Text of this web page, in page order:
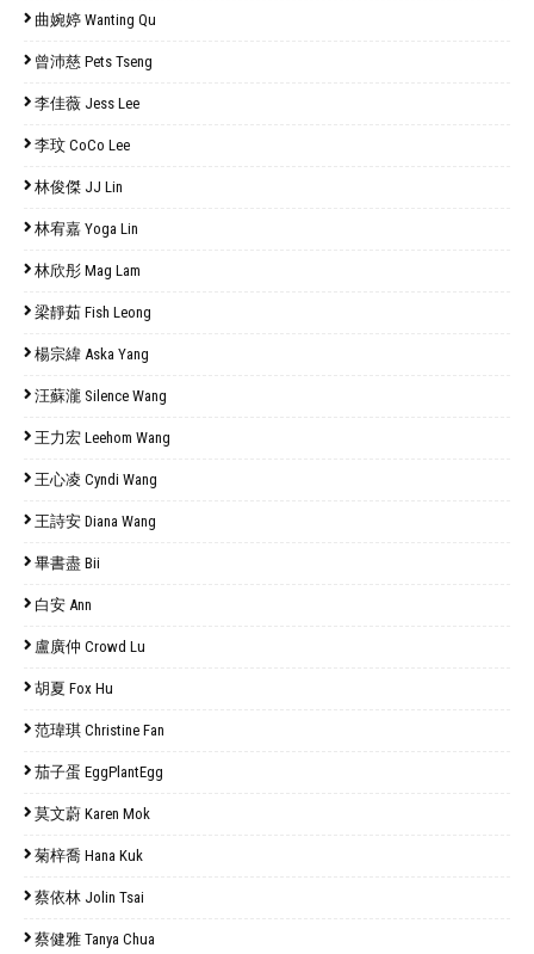
曲婉婷 Wanting Qu
曾沛慈 Pets Tseng
李佳薇 Jess Lee
李玟 CoCo Lee
林俊傑 JJ Lin
林宥嘉 Yoga Lin
林欣彤 Mag Lam
梁靜茹 Fish Leong
楊宗緯 Aska Yang
汪蘇瀧 Silence Wang
王力宏 Leehom Wang
王心凌 Cyndi Wang
王詩安 Diana Wang
畢書盡 Bii
白安 Ann
盧廣仲 Crowd Lu
胡夏 Fox Hu
范瑋琪 Christine Fan
茄子蛋 EggPlantEgg
莫文蔚 Karen Mok
菊梓喬 Hana Kuk
蔡依林 Jolin Tsai
蔡健雅 Tanya Chua